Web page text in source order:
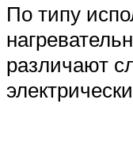
По типу
различают